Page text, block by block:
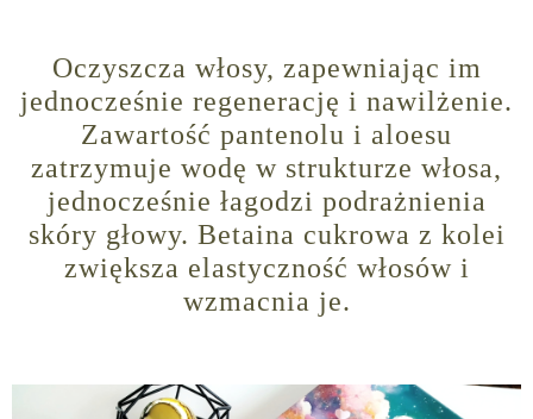
Oczyszcza włosy, zapewniając im
jednocześnie regenerację i nawilżenie.
Zawartość pantenolu i aloesu
zatrzymuje wodę w strukturze włosa,
jednocześnie łagodzi podrażnienia
skóry głowy. Betaina cukrowa z kolei
zwiększa elastyczność włosów i
wzmacnia je.